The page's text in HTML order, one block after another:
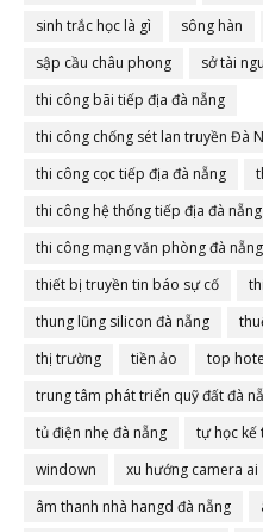
sinh trắc học là gì
sông hàn
sập cầu châu phong
sở tài
thi công bãi tiếp địa đà nẵng
thi công chống sét lan truyền Đà
thi công cọc tiếp địa đà nẵng
thi công hệ thống tiếp địa đà nẵng
thi công mạng văn phòng đà nẵng
thiết bị truyền tin báo sự cố
thung lũng silicon đà nẵng
thị trường
tiền ảo top
trung tâm phát triển quỹ đất đà
tủ điện nhẹ đà nẵng
tự học kế
windown
xu hướng camera ai
âm thanh nhà hangd đà nẵng